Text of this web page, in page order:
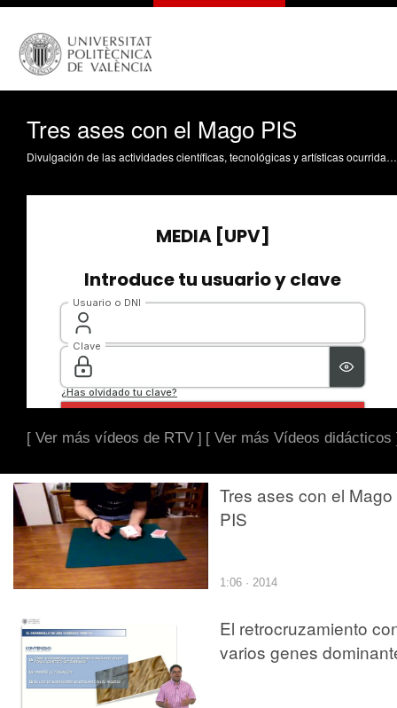
Tres ases con el Mago PIS
Divulgación de las actividades científicas, tecnológicas y artísticas ocurridas en los tres campus de la UPV
[ Ver más vídeos de RTV ] [ Ver más Vídeos didácticos
Tres ases con el Mago
PIS
1:06 · 2014
El retrocruzamiento
varios genes